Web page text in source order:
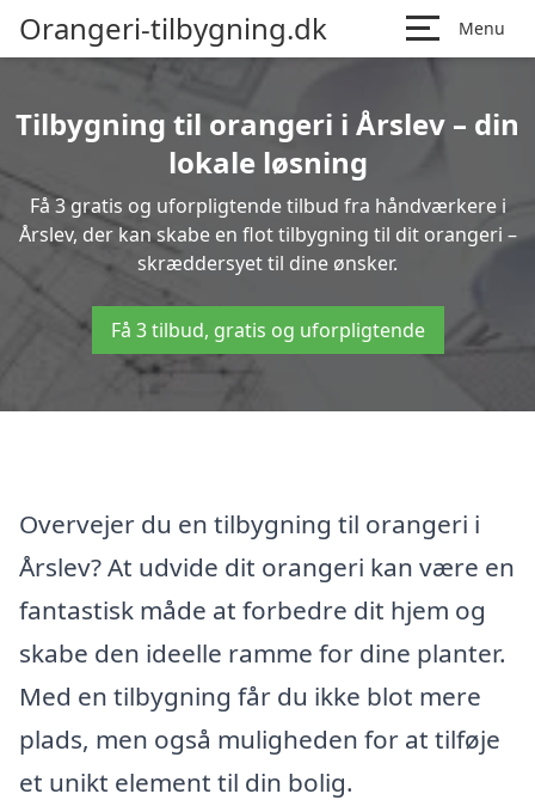
Orangeri-tilbygning.dk Menu
Tilbygning til orangeri i Årslev – din
lokale løsning
Få 3 gratis og uforpligtende tilbud fra håndværkere i
Årslev, der kan skabe en flot tilbygning til dit orangeri –
skræddersyet til dine ønsker.
Få 3 tilbud, gratis og uforpligtende
Overvejer du en tilbygning til orangeri i
Årslev? At udvide dit orangeri kan være en
fantastisk måde at forbedre dit hjem og
skabe den ideelle ramme for dine planter.
Med en tilbygning får du ikke blot mere
plads, men også muligheden for at tilføje
et unikt element til din bolig.